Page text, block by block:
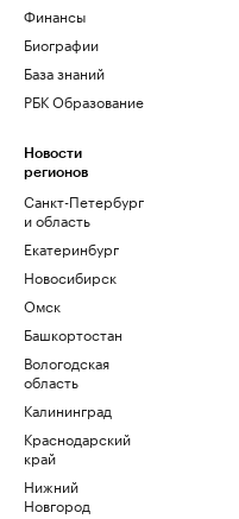
Финансы
Биографии
База знаний
РБК Образование
Новости
регионов
Санкт-Петербург
и область
Екатеринбург
Новосибирск
Омск
Башкортостан
Вологодская
область
Калининград
Краснодарский
край
Нижний
Новгород